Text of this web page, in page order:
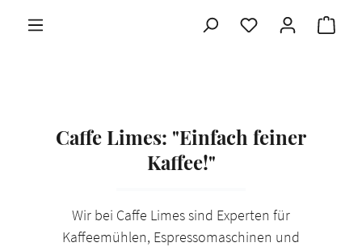
Caffe Limes: "Einfach feiner
Kaffee!"
Wir bei Caffe Limes sind Experten für
Kaffeemühlen, Espressomaschinen und